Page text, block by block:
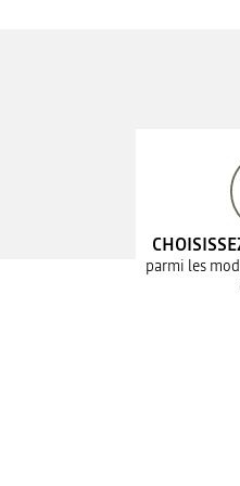
parmi les